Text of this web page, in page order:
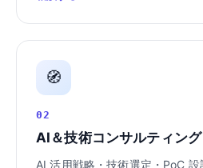
🧭
02
AI＆技術コンサルティング
AI 活用戦略・技術選定・PoC